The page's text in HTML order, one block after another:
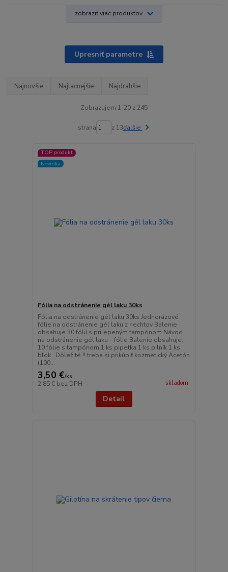
zobraziť viac produktov
Upresniť parametre
Najnovšie Najlacnejšie Najdrahšie
Zobrazujem 1-20 z 245
strana z 13ďalšie
TOP produkt
Novinka
Fólia na odstránenie gél laku 30ks
Fólia na odstránenie gél laku 30ks Jednorázové
fólie na odstránenie gél laku z nechtov Balenie
obsahuje 30 fólií s prilepeným tampónom Návod
na odstránenie gél laku – fólie Balenie obsahuje:
10 fólie s tampónom 1 ks pipetka 1 ks pilník 1 ks
blok Dôležité !! treba si prikúpiť kozmetický Acetón
(100...
3,50 €/ks
2,85 € bez DPH skladom
Detail